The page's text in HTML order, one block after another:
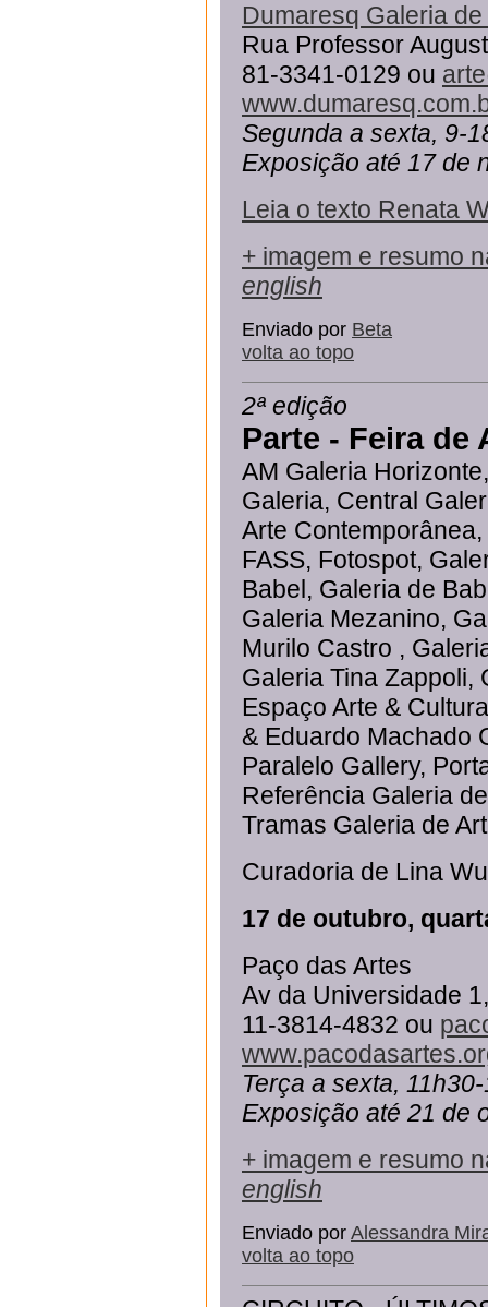
Dumaresq Galeria de
Rua Professor
81-3341-0129 ou
Segunda a sexta, 9-
Exposição até 17 de
Leia o texto Renata
+ imagem e resumo
english
Enviado por Beta
volta ao topo
2ª edição
Parte - Feira de
AM Galeria
Galeria, Central
Arte
FASS, Fotospot,
Babel, Galeria de
Galeria Mezanino,
Murilo Castro ,
Galeria Tina Zappoli,
Espaço Arte &
& Eduardo Machado
Paralelo Gallery,
Referência Galeria
Tramas Galeria de
Curadoria de Lina
17 de outubro,
Paço das Artes
Av da Universidade
11-3814-4832 ou
Terça a sexta,
Exposição até 21 de
+ imagem e resumo
english
Enviado por Alessandra
volta ao topo